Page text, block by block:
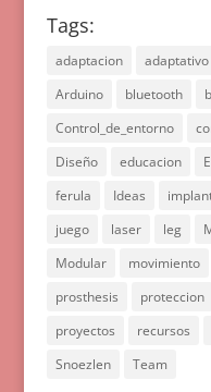
Tags:
adaptacion adaptativo
Arduino
bluetooth
Control_de_entorno
Diseño
educacion
ferula
Ideas
juego
laser leg
Modular
movimiento
prosthesis
proteccion
proyectos
recursos
Snoezlen
Team